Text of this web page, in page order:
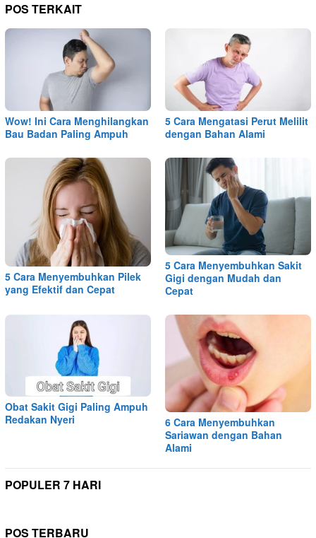
POS TERKAIT
Wow! Ini Cara Menghilangkan
Bau Badan Paling Ampuh
5 Cara Mengatasi Perut Melilit
dengan Bahan Alami
5 Cara Menyembuhkan Pilek
yang Efektif dan Cepat
5 Cara Menyembuhkan Sakit
Gigi dengan Mudah dan
Cepat
Obat Sakit Gigi Paling Ampuh
Redakan Nyeri
6 Cara Menyembuhkan
Sariawan dengan Bahan
Alami
POPULER 7 HARI
POS TERBARU